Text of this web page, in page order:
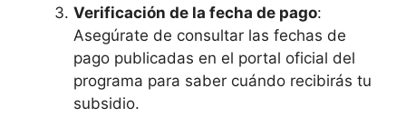
Verificación de la fecha de pago:
Asegúrate de consultar las fechas de
pago publicadas en el portal oficial del
programa para saber cuándo recibirás tu
subsidio.